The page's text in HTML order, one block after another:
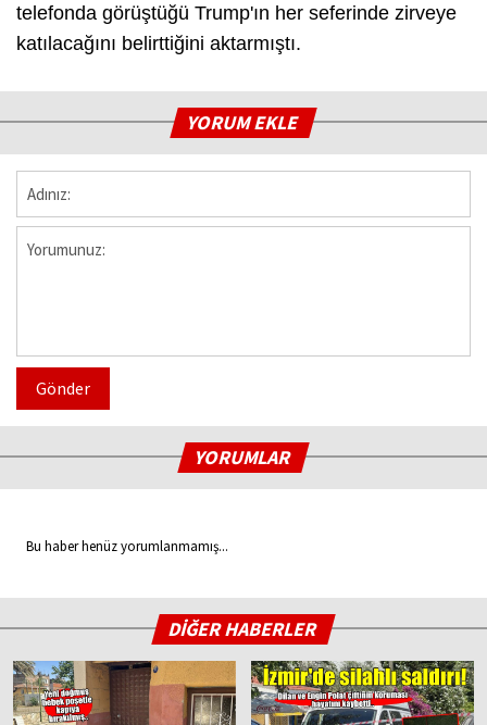
telefonda görüştüğü Trump'ın her seferinde zirveye
katılacağını belirttiğini aktarmıştı.
YORUM EKLE
Gönder
YORUMLAR
Bu haber henüz yorumlanmamış...
DİĞER HABERLER